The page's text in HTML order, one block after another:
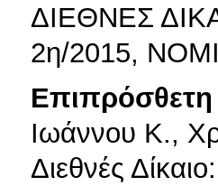
ΔΙΕΘΝΕΣ
2η/2015,
Επιπρόσθετη
Ιωάννου Κ.,
Διεθνές